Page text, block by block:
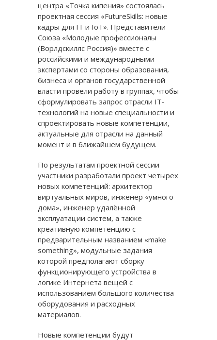
центра «Точка кипения» состоялась
проектная сессия «FutureSkills: новые
кадры для IT и IoT». Представители
Союза «Молодые профессионалы
(Ворлдскиллс Россия)» вместе с
российскими и международными
экспертами со стороны образования,
бизнеса и органов государственной
власти провели работу в группах, чтобы
сформулировать запрос отрасли IT-
технологий на новые специальности и
спроектировать новые компетенции,
актуальные для отрасли на данный
момент и в ближайшем будущем.
По результатам проектной сессии
участники разработали проект четырех
новых компетенций: архитектор
виртуальных миров, инженер «умного
дома», инженер удалённой
эксплуатации систем, а также
креативную компетенцию с
предварительным названием «make
something», модульные задания
которой предполагают сборку
функционирующего устройства в
логике Интернета вещей с
использованием большого количества
оборудования и расходных
материалов.
Новые компетенции будут